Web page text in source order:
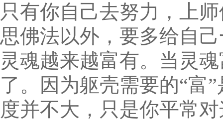
只有你自己去努力，上
思佛法以外，要多给自
灵魂越来越富有。当灵
了。因为躯壳需要的“富
度并不大，只是你平常